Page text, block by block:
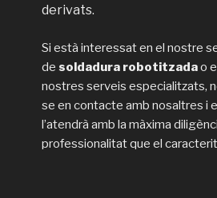
derivats.
Si està interessat en el nostre
desoldadura robotitzadao
nostres serveis especialitzats,
se en contacte amb nosaltres i
l’atendrà amb la màxima
professionalitat que el